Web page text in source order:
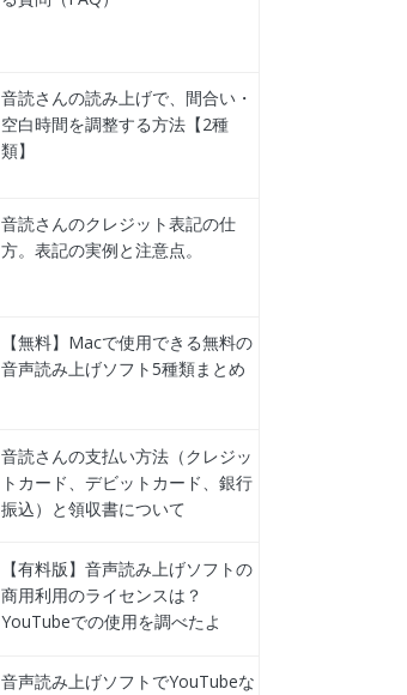
音読さんの読み上げで、間合い・
空白時間を調整する方法【2種
類】
音読さんのクレジット表記の仕
方。表記の実例と注意点。
【無料】Macで使用できる無料の
音声読み上げソフト5種類まとめ
音読さんの支払い方法（クレジッ
トカード、デビットカード、銀行
振込）と領収書について
【有料版】音声読み上げソフトの
商用利用のライセンスは？
YouTubeでの使用を調べたよ
音声読み上げソフトでYouTubeな